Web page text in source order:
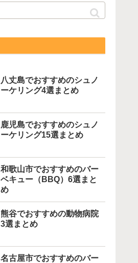
八丈島でおすすめのシュノ
ーケリング4選まとめ
鹿児島でおすすめのシュノ
ーケリング15選まとめ
和歌山市でおすすめのバー
ベキュー（BBQ）6選まと
め
熊谷でおすすめの動物病院
3選まとめ
名古屋市でおすすめのバー